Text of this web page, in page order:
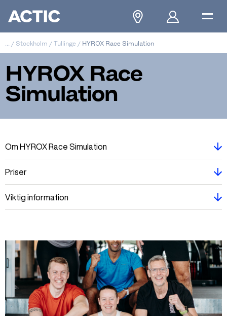
/ Stockholm / Tullinge / HYROX Race Simulation
HYROX Race
Simulation
Om HYROX Race Simulation
Priser
Viktig information